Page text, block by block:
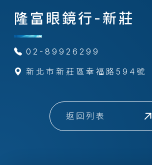
隆富眼鏡行-新莊
02-89926299
新北市新莊區幸福路594號
返回列表